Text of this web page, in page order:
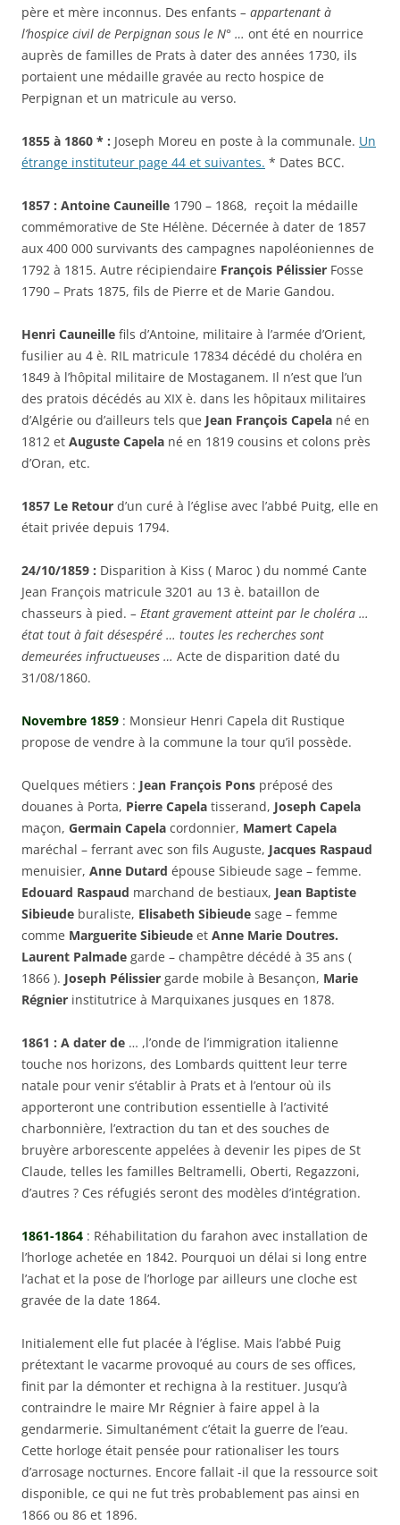
père et mère inconnus. Des enfants – appartenant à
l’hospice civil de Perpignan sous le N° … ont été en nourrice
auprès de familles de Prats à dater des années 1730, ils
portaient une médaille gravée au recto hospice de
Perpignan et un matricule au verso.
1855 à 1860 * : Joseph Moreu en poste à la communale. Un
étrange instituteur page 44 et suivantes. * Dates BCC.
1857 : Antoine Cauneille 1790 – 1868, reçoit la médaille
commémorative de Ste Hélène. Décernée à dater de 1857
aux 400 000 survivants des campagnes napoléoniennes de
1792 à 1815. Autre récipiendaire François Pélissier Fosse
1790 – Prats 1875, fils de Pierre et de Marie Gandou.
Henri Cauneille fils d’Antoine, militaire à l’armée d’Orient,
fusilier au 4 è. RIL matricule 17834 décédé du choléra en
1849 à l’hôpital militaire de Mostaganem. Il n’est que l’un
des pratois décédés au XIX è. dans les hôpitaux militaires
d’Algérie ou d’ailleurs tels que Jean François Capela né en
1812 et Auguste Capela né en 1819 cousins et colons près
d’Oran, etc.
1857 Le Retour d’un curé à l’église avec l’abbé Puitg, elle en
était privée depuis 1794.
24/10/1859 : Disparition à Kiss ( Maroc ) du nommé Cante
Jean François matricule 3201 au 13 è. bataillon de
chasseurs à pied. – Etant gravement atteint par le choléra …
état tout à fait désespéré … toutes les recherches sont
demeurées infructueuses … Acte de disparition daté du
31/08/1860.
Novembre 1859 : Monsieur Henri Capela dit Rustique
propose de vendre à la commune la tour qu’il possède.
Quelques métiers : Jean François Pons préposé des
douanes à Porta, Pierre Capela tisserand, Joseph Capela
maçon, Germain Capela cordonnier, Mamert Capela
maréchal – ferrant avec son fils Auguste, Jacques Raspaud
menuisier, Anne Dutard épouse Sibieude sage – femme.
Edouard Raspaud marchand de bestiaux, Jean Baptiste
Sibieude buraliste, Elisabeth Sibieude sage – femme
comme Marguerite Sibieude et Anne Marie Doutres.
Laurent Palmade garde – champêtre décédé à 35 ans (
1866 ). Joseph Pélissier garde mobile à Besançon, Marie
Régnier institutrice à Marquixanes jusques en 1878.
1861 : A dater de … ,l’onde de l’immigration italienne
touche nos horizons, des Lombards quittent leur terre
natale pour venir s’établir à Prats et à l’entour où ils
apporteront une contribution essentielle à l’activité
charbonnière, l’extraction du tan et des souches de
bruyère arborescente appelées à devenir les pipes de St
Claude, telles les familles Beltramelli, Oberti, Regazzoni,
d’autres ? Ces réfugiés seront des modèles d’intégration.
1861-1864 : Réhabilitation du farahon avec installation de
l’horloge achetée en 1842. Pourquoi un délai si long entre
l’achat et la pose de l’horloge par ailleurs une cloche est
gravée de la date 1864.
Initialement elle fut placée à l’église. Mais l’abbé Puig
prétextant le vacarme provoqué au cours de ses offices,
finit par la démonter et rechigna à la restituer. Jusqu’à
contraindre le maire Mr Régnier à faire appel à la
gendarmerie. Simultanément c’était la guerre de l’eau.
Cette horloge était pensée pour rationaliser les tours
d’arrosage nocturnes. Encore fallait -il que la ressource soit
disponible, ce qui ne fut très probablement pas ainsi en
1866 ou 86 et 1896.